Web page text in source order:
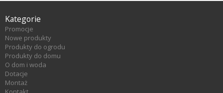
Kategorie
Promocje
Nowe produkty
Produkty do ogrodu
Produkty do domu
O dom i woda
Dotacje
Montaż